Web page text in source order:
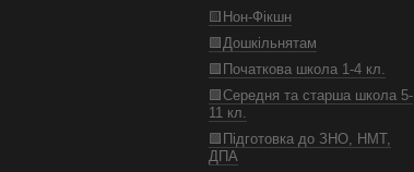
🟨Нон-Фікшн
🟩Дошкільнятам
🟩Початкова школа 1-4 кл.
🟩Середня та старша школа 5-
11 кл.
🟩Підготовка до ЗНО, НМТ,
ДПА